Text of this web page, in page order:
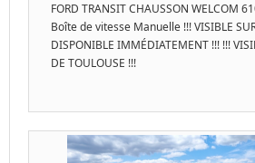
FORD TRANSIT CHAUSSON WELCOM
Boîte de vitesse Manuelle !!! VISIBLE
DISPONIBLE IMMÉDIATEMENT !!! !!!
DE TOULOUSE !!!